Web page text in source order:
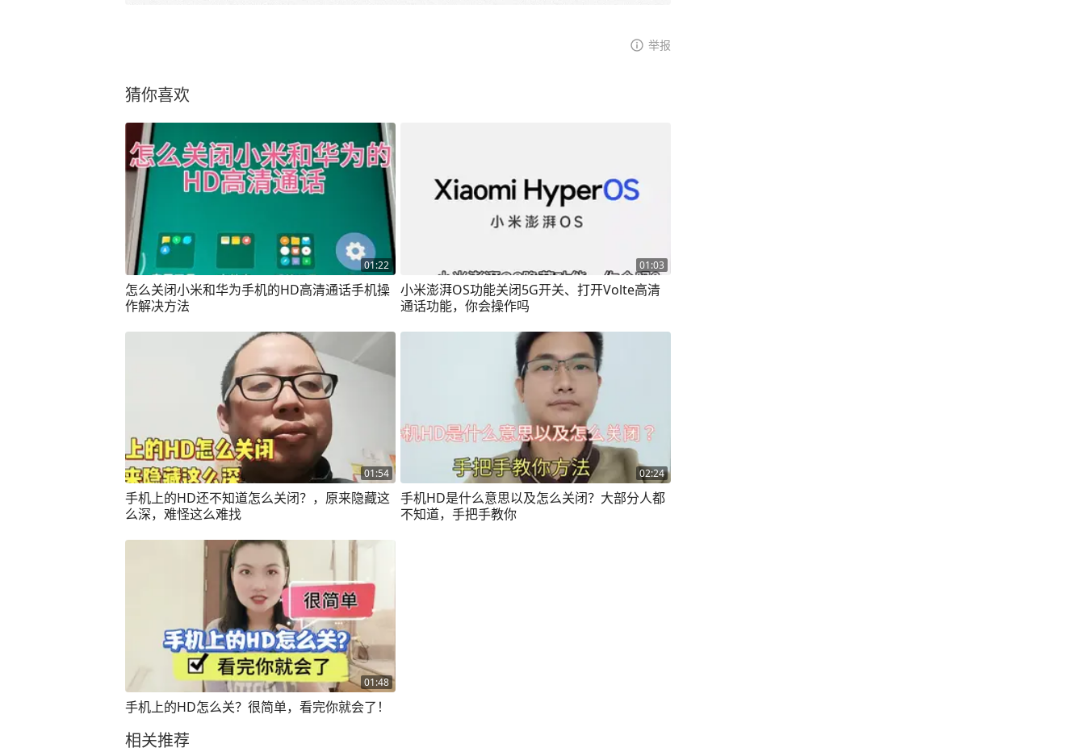
举报
猜你喜欢
01:22
怎么关闭小米和华为手机的HD高清通话手机操
作解决方法
01:03
小米澎湃OS功能关闭5G开关、打开Volte高清
通话功能，你会操作吗
01:54
手机上的HD还不知道怎么关闭？，原来隐藏这
么深，难怪这么难找
02:24
手机HD是什么意思以及怎么关闭？大部分人都
不知道，手把手教你
01:48
手机上的HD怎么关？很简单，看完你就会了！
相关推荐